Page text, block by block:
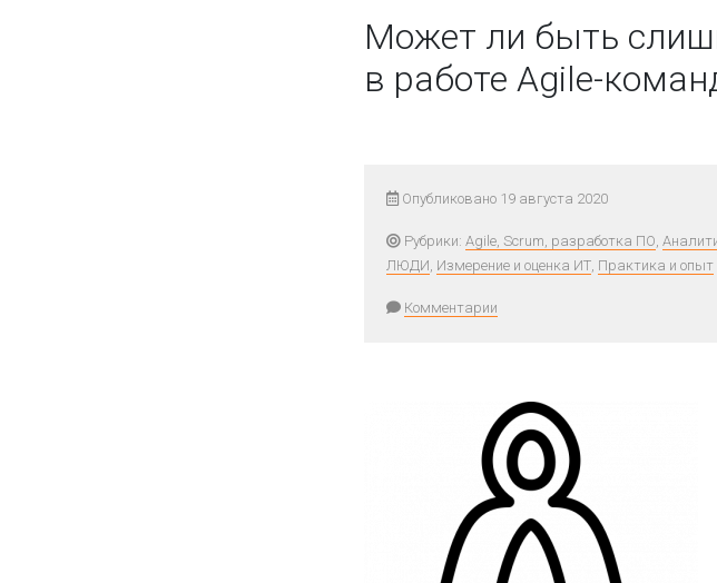
Может ли быть
в работе Agile-
Опубликовано 19 августа 2020
Рубрики: Agile, Scrum, разработка ПО,
ЛЮДИ, Измерение и оценка ИТ, Практика и опыт
Комментарии